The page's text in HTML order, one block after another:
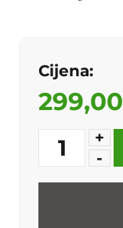
Cijena:
1
+
-